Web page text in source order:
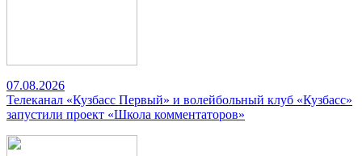
07.08.2026
Телеканал «Кузбасс Первый» и волейбольный клуб «Кузбасс»
запустили проект «Школа комментаторов»